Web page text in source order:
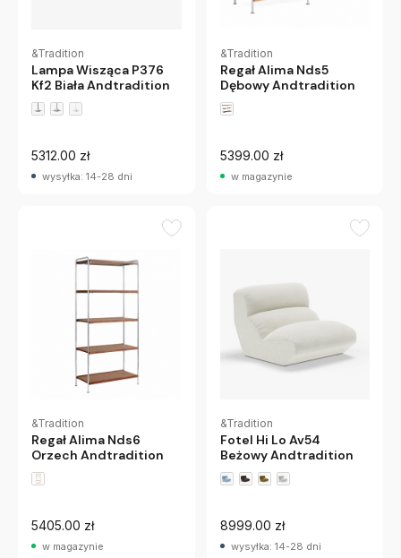
&Tradition
Lampa Wisząca P376
Kf2 Biała Andtradition
5312.00 zł
wysyłka: 14-28 dni
&Tradition
Regał Alima Nds5
Dębowy Andtradition
5399.00 zł
w magazynie
&Tradition
Regał Alima Nds6
Orzech Andtradition
5405.00 zł
w magazynie
&Tradition
Fotel Hi Lo Av54
Beżowy Andtradition
8999.00 zł
wysyłka: 14-28 dni